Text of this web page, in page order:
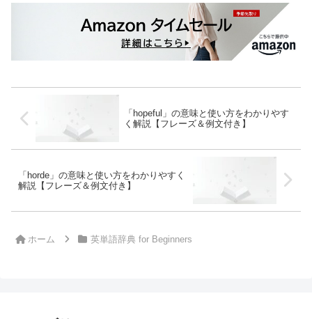
「hopeful」の意味と使い方をわかりやす
く解説【フレーズ＆例文付き】
「horde」の意味と使い方をわかりやすく
解説【フレーズ＆例文付き】
ホーム 英単語辞典 for Beginners